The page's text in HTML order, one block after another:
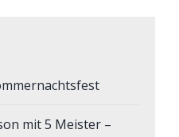
mit 5 Meister –